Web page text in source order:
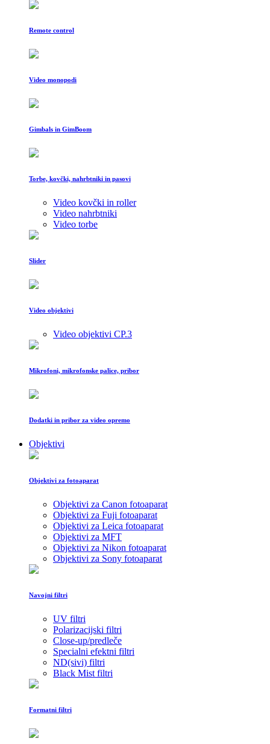
Remote control
Video monopodi
Gimbals in GimBoom
Torbe, kovčki, nahrbtniki in pasovi
Video kovčki in roller
Video nahrbtniki
Video torbe
Slider
Video objektivi
Video objektivi CP.3
Mikrofoni, mikrofonske palice, pribor
Dodatki in pribor za video opremo
Objektivi
Objektivi za fotoaparat
Objektivi za Canon fotoaparat
Objektivi za Fuji fotoaparat
Objektivi za Leica fotoaparat
Objektivi za MFT
Objektivi za Nikon fotoaparat
Objektivi za Sony fotoaparat
Navojni filtri
UV filtri
Polarizacijski filtri
Close-up/predleče
Specialni efektni filtri
ND(sivi) filtri
Black Mist filtri
Formatni filtri